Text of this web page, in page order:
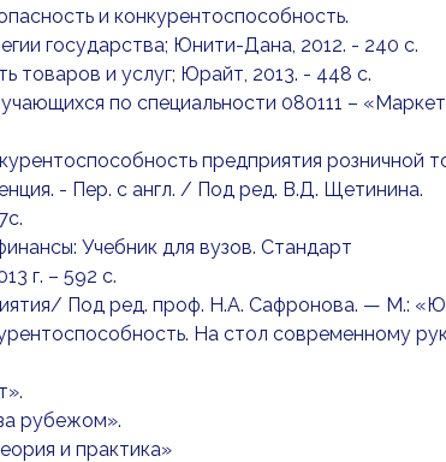
и конкурентоспособность.
государства; Юнити-Дана, 2012. - 240 c.
товаров и услуг; Юрайт, 2013. - 448 c.
по специальности 080111 –
предприятия розничной
- Пер. с англ. / Под ред. В.Д. Щетинина.
Учебник для вузов. Стандарт
г. – 592 с.
Под ред. проф. Н.А. Сафронова. — М.:
На стол современному
рубежом».
и практика»